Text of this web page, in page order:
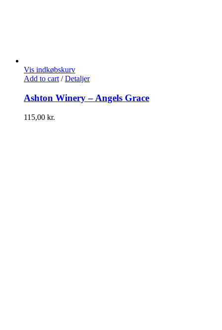
Vis indkøbskurv
Add to cart / Detaljer
Ashton Winery – Angels Grace
115,00 kr.